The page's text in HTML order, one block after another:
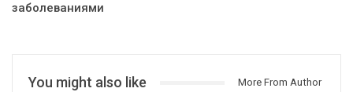
заболеваниями
You might also like More From Author